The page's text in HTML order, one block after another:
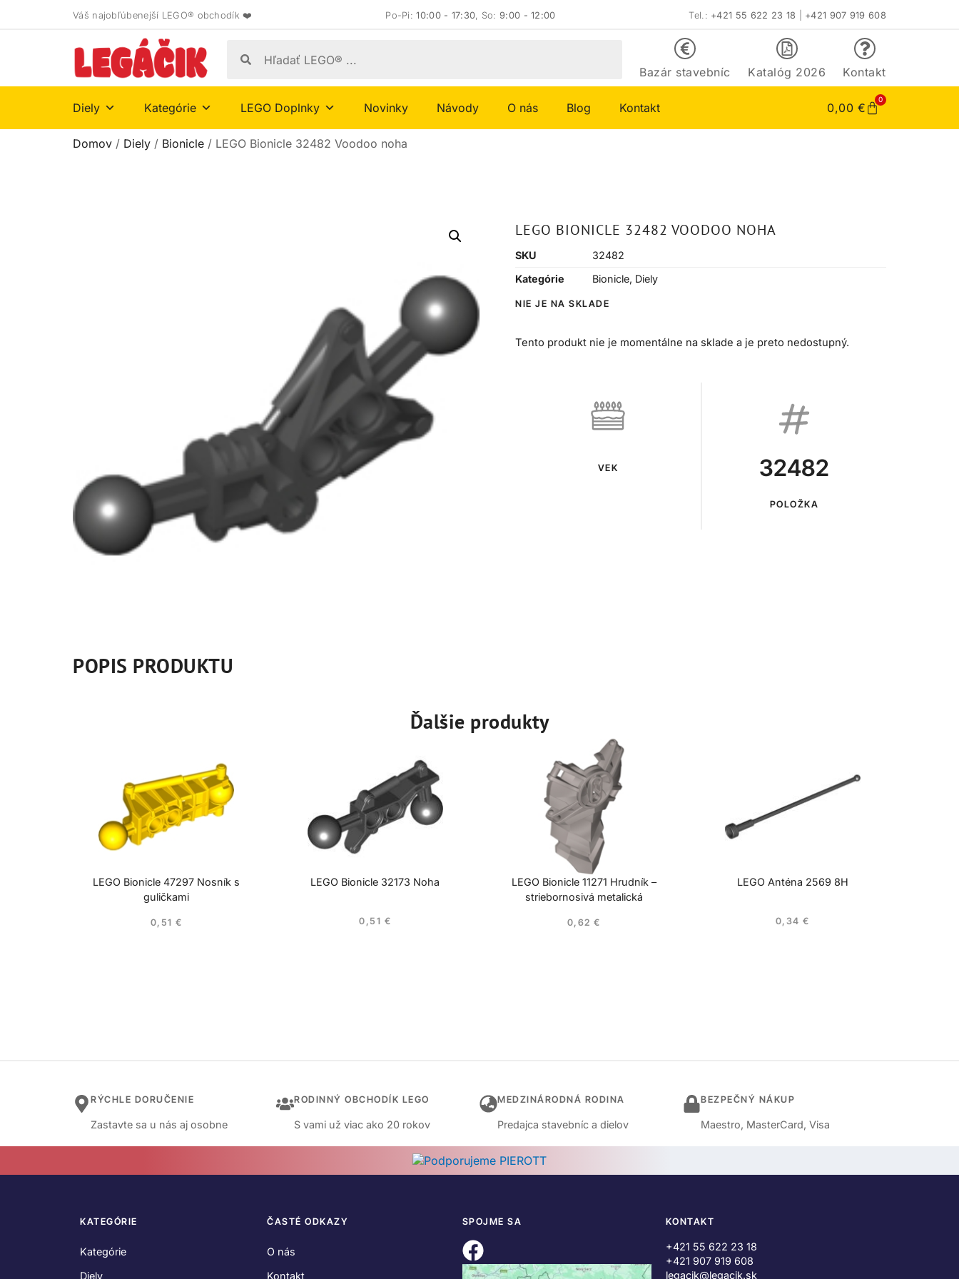
Váš najobľúbenejší LEGO® obchodík ❤️ Po-Pi:10:00 - 17:30, So:9:00 - 12:00 Tel.: +421 55 622 23 18 +421 907 919 608
Bazár stavebníc Katalóg 2026 Kontakt
Diely Kategórie LEGO Doplnky Novinky Návody O nás Blog Kontakt 0,00 €
0
Domov / Diely / Bionicle / LEGO Bionicle 32482 Voodoo noha
LEGO BIONICLE 32482 VOODOO NOHA
SKU
32482
Kategórie
Bionicle, Diely
NIE JE NA SKLADE
Tento produkt nie je momentálne na sklade a je preto nedostupný.
VEK 32482
POLOŽKA
POPIS PRODUKTU
Ďalšie produkty
LEGO Bionicle 47297 Nosník s
guličkami
0,51€
LEGO Bionicle 32173 Noha
0,51 €
LEGO Bionicle 11271 Hrudník –
striebornosivá metalická
0,62€
LEGO Anténa 2569 8H
0,34€
RÝCHLE DORUČENIE
Zastavte sa u nás aj osobne
RODINNÝ OBCHODÍK LEGO
S vami už viac ako 20 rokov
MEDZINÁRODNÁ RODINA
Predajca stavebníc a dielov
BEZPEČNÝ NÁKUP
Maestro, MasterCard, Visa
KATEGÓRIE
Kategórie
Diely
ČASTÉ ODKAZY
O nás
Kontakt
SPOJME SA KONTAKT
+421 55 622 23 18
+421 907 919 608
legacik@legacik.sk